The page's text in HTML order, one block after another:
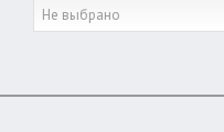
Не выбрано